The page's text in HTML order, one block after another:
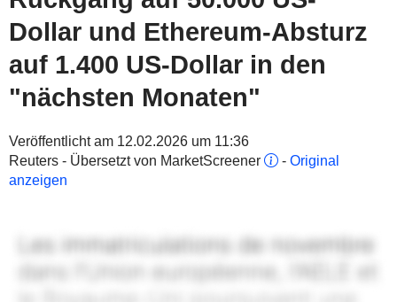
Dollar und Ethereum-Absturz
auf 1.400 US-Dollar in den
"nächsten Monaten"
Veröffentlicht am 12.02.2026 um 11:36
Reuters - Übersetzt von MarketScreener
- Original
anzeigen